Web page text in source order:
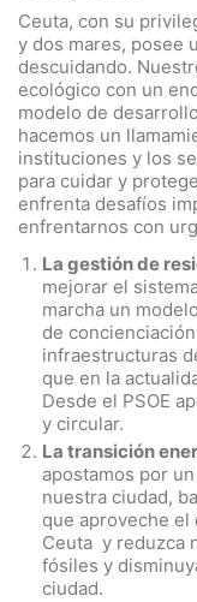
Ceuta, con su
y dos mares, posee
descuidando.
ecológico con un
modelo de
hacemos un
instituciones y los
para cuidar y
enfrenta desafíos
enfrentarnos con
La gestión de
mejorar el
marcha un
de
infraestructuras
que en la
Desde el PSOE
y circular.
La transición
apostamos por
nuestra ciudad,
que aproveche
Ceuta y reduzca
fósiles y
ciudad.